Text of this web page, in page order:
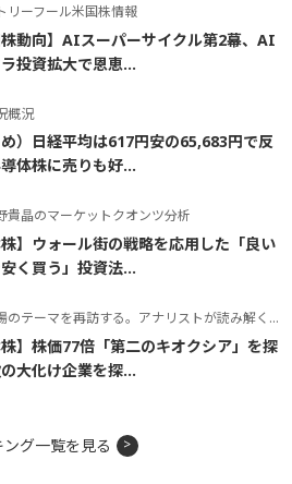
リーフール米国株情報
株動向】AIスーパーサイクル第2幕、AI
投資拡大で恩恵...
概況
め）日経平均は617円安の65,683円で反
体株に売りも好...
貴晶のマーケットクオンツ分析
株】ウォール街の戦略を応用した「良い
く買う」投資法...
テーマを再訪する。アナリストが読み解くテーマの本質
株】株価77倍「第二のキオクシア」を探
大化け企業を探...
ング一覧を見る